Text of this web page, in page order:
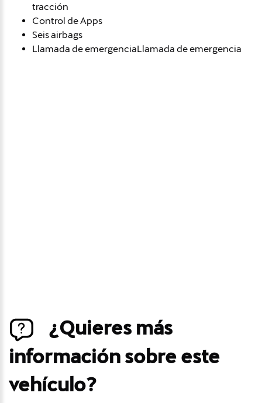
tracción
Control de Apps
Seis airbags
Llamada de emergenciaLlamada de emergencia
¿Quieres más
información sobre este
vehículo?